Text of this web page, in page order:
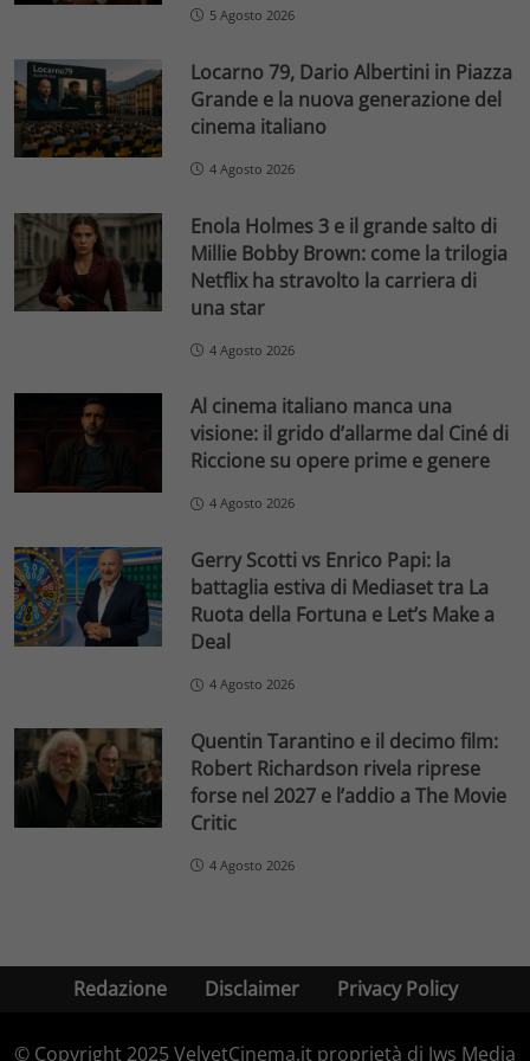
5 Agosto 2026
Locarno 79, Dario Albertini in Piazza
Grande e la nuova generazione del
cinema italiano
4 Agosto 2026
Enola Holmes 3 e il grande salto di
Millie Bobby Brown: come la trilogia
Netflix ha stravolto la carriera di
una star
4 Agosto 2026
Al cinema italiano manca una
visione: il grido d’allarme dal Ciné di
Riccione su opere prime e genere
4 Agosto 2026
Gerry Scotti vs Enrico Papi: la
battaglia estiva di Mediaset tra La
Ruota della Fortuna e Let’s Make a
Deal
4 Agosto 2026
Quentin Tarantino e il decimo film:
Robert Richardson rivela riprese
forse nel 2027 e l’addio a The Movie
Critic
4 Agosto 2026
Redazione Disclaimer Privacy Policy
© Copyright 2025 VelvetCinema.it proprietà di Jws Media